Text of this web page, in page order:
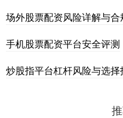
场外股票配资风险详解与
手机股票配资平台安全评测
炒股指平台杠杆风险与选择